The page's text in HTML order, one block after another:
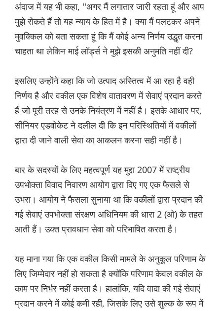
अंदाज में यह भी कहा, ''अगर मैं लगातार जारी रहता हूं और आप
मुझे रोकते हैं तो यह न्याय के हित में है। क्या मैं पलटकर अपने
मुवक्किल को बता सकता हूं कि मैं कोई अन्य निर्णय उद्धृत करना
चाहता था लेकिन माई लॉर्ड्स ने मुझे इसकी अनुमति नहीं दी?
इसलिए उन्होंने कहा कि जो उत्पाद अस्तित्व में आ रहा है वही
निर्णय है और वकील एक विशेष वातावरण में सेवाएं प्रदान करते
हैं जो पूरी तरह से उनके नियंत्रण में नहीं है। इसके आधार पर,
सीनियर एडवोकेट ने दलील दी कि इन परिस्थितियों में वकीलों
द्वारा दी जाने वाली सेवा का आकलन करना सही नहीं है।
बार के सदस्यों के लिए महत्वपूर्ण यह मुद्दा 2007 में राष्ट्रीय
उपभोक्ता विवाद निवारण आयोग द्वारा दिए गए एक फैसले से
उभरा। आयोग ने फैसला सुनाया था कि वकीलों द्वारा प्रदान की
गई सेवाएं उपभोक्ता संरक्षण अधिनियम की धारा 2 (ओ) के तहत
आती हैं। उक्त प्रावधान सेवा को परिभाषित करता है।
यह माना गया कि एक वकील किसी मामले के अनुकूल परिणाम के
लिए जिम्मेदार नहीं हो सकता है क्योंकि परिणाम केवल वकील के
काम पर निर्भर नहीं करता है। हालांकि, यदि वादा की गई सेवाएं
प्रदान करने में कोई कमी रही, जिसके लिए उसे शुल्क के रूप में